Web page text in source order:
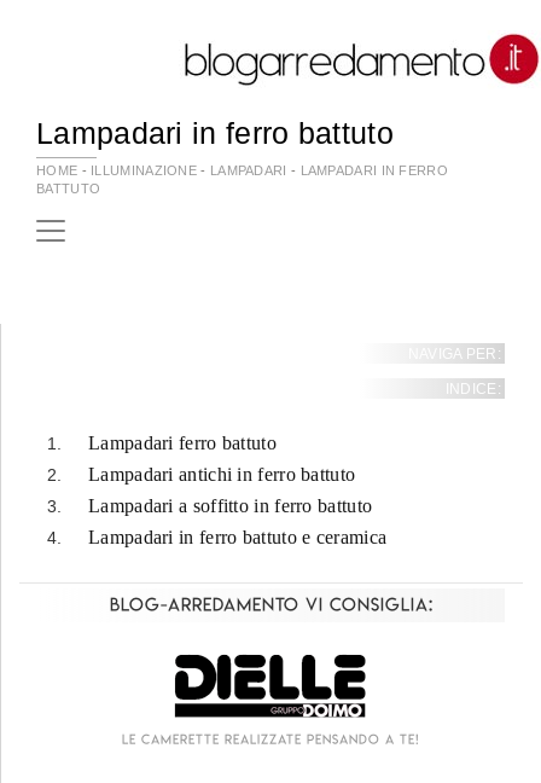
Lampadari in ferro battuto
HOME - ILLUMINAZIONE - LAMPADARI - LAMPADARI IN FERRO
BATTUTO
NAVIGA PER:
INDICE:
Lampadari ferro battuto
Lampadari antichi in ferro battuto
Lampadari a soffitto in ferro battuto
Lampadari in ferro battuto e ceramica
Blog-Arredamento vi consiglia:
Le camerette realizzate pensando a te!